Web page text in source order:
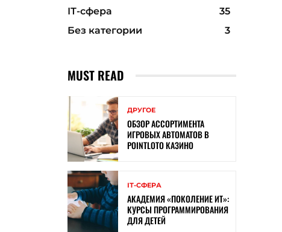
ІТ-сфера
35
Без категории
3
MUST READ
ДРУГОЕ
ОБЗОР АССОРТИМЕНТА
ИГРОВЫХ АВТОМАТОВ В
POINTLOTO КАЗИНО
ІТ-СФЕРА
АКАДЕМИЯ «ПОКОЛЕНИЕ ИТ»:
КУРСЫ ПРОГРАММИРОВАНИЯ
ДЛЯ ДЕТЕЙ